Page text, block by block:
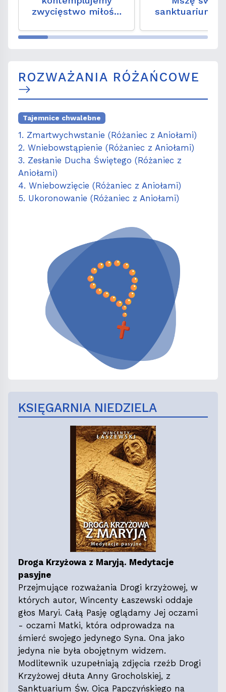
zwycięstwo miłości
sanktuarium
Genazzano
ROZWAŻANIA RÓŻAŃCOWE
Tajemnice chwalebne
1. Zmartwychwstanie (Różaniec z Aniołami)
2. Wniebowstąpienie (Różaniec z Aniołami)
3. Zesłanie Ducha Świętego (Różaniec z
Aniołami)
4. Wniebowzięcie (Różaniec z Aniołami)
5. Ukoronowanie (Różaniec z Aniołami)
KSIĘGARNIA NIEDZIELA
Droga Krzyżowa z Maryją. Medytacje
pasyjne
Przejmujące rozważania Drogi krzyżowej, w
których autor, Wincenty Łaszewski oddaje
głos Maryi. Całą Pasję oglądamy Jej oczami
- oczami Matki, która odprowadza na
śmierć swojego jedynego Syna. Ona jako
jedyna nie była obojętnym widzem.
Modlitewnik uzupełniają zdjęcia rzeźb Drogi
Krzyżowej dłuta Anny Grocholskiej, z
Sanktuarium Św. Ojca Papczyńskiego na